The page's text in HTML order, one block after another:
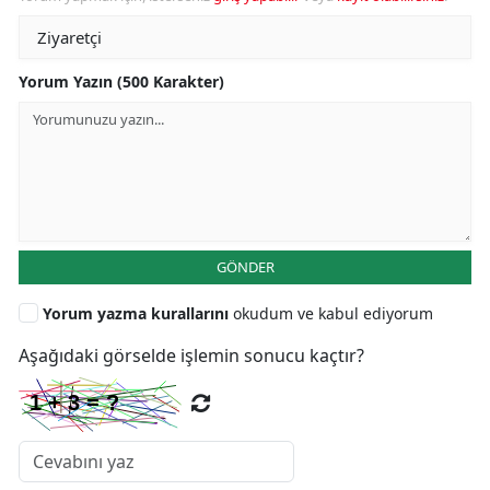
Yorum Yazın (500 Karakter)
GÖNDER
Yorum yazma kurallarını okudum ve kabul ediyorum
Aşağıdaki görselde işlemin sonucu kaçtır?